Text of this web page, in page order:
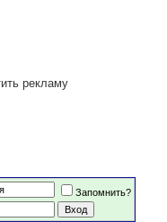
Запомнить?